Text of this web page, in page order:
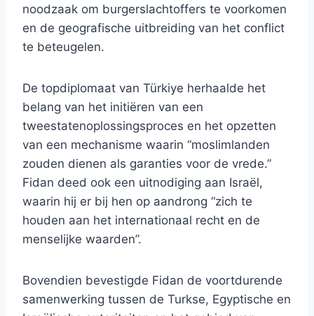
noodzaak om burgerslachtoffers te voorkomen
en de geografische uitbreiding van het conflict
te beteugelen.
De topdiplomaat van Türkiye herhaalde het
belang van het initiëren van een
tweestatenoplossingsproces en het opzetten
van een mechanisme waarin “moslimlanden
zouden dienen als garanties voor de vrede.”
Fidan deed ook een uitnodiging aan Israël,
waarin hij er bij hen op aandrong “zich te
houden aan het internationaal recht en de
menselijke waarden”.
Bovendien bevestigde Fidan de voortdurende
samenwerking tussen de Turkse, Egyptische en